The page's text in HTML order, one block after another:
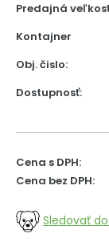
Predajná
Kontajner
Obj. čislo:
Dostupnosť:
Cena s DPH:
Cena bez DPH:
Sledovať